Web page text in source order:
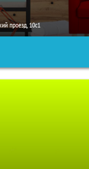
проезд, 10с1